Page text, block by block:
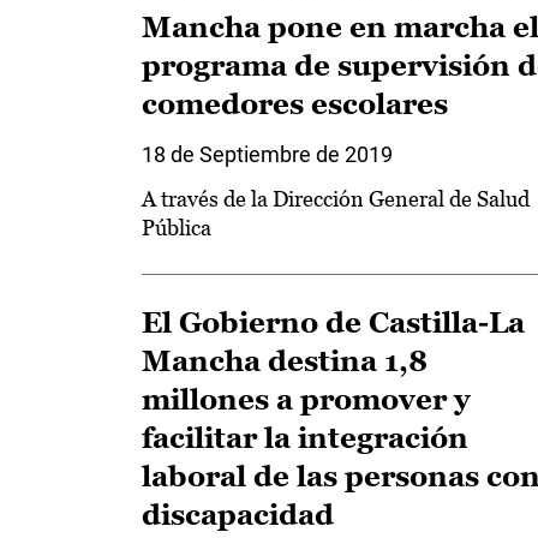
Mancha pone en marcha el
programa de supervisión
comedores escolares
18 de Septiembre de 2019
A través de la Dirección General de Salud
Pública
El Gobierno de Castilla-La
Mancha destina 1,8
millones a promover y
facilitar la integración
laboral de las personas con
discapacidad